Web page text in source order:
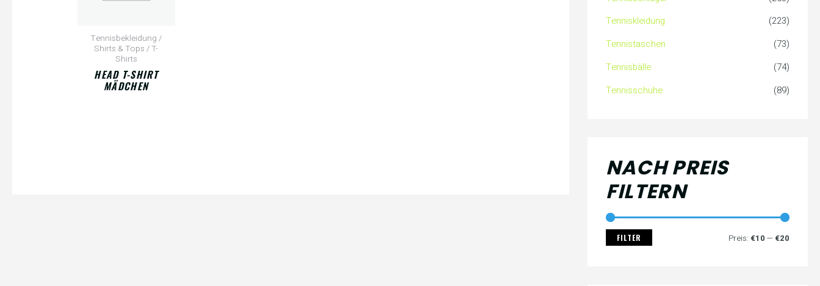
Tennisbekleidung /
Shirts & Tops / T-
Shirts
HEAD T-SHIRT
MÄDCHEN
c
h
:
Tenniskleidung
(223)
Tennistaschen
(73)
Tennisbälle
(74)
Tennisschuhe
(89)
NACH PREIS
FILTERN
FILTER Preis: €10 — €20